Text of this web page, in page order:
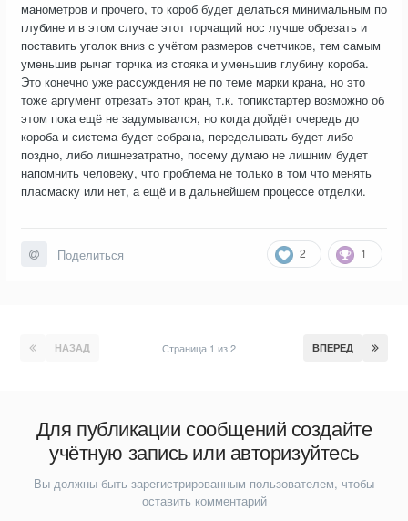
манометров и прочего, то короб будет делаться минимальным по
глубине и в этом случае этот торчащий нос лучше обрезать и
поставить уголок вниз с учётом размеров счетчиков, тем самым
уменьшив рычаг торчка из стояка и уменьшив глубину короба.
Это конечно уже рассуждения не по теме марки крана, но это
тоже аргумент отрезать этот кран, т.к. топикстартер возможно об
этом пока ещё не задумывался, но когда дойдёт очередь до
короба и система будет собрана, переделывать будет либо
поздно, либо лишнезатратно, посему думаю не лишним будет
напомнить человеку, что проблема не только в том что менять
пласмаску или нет, а ещё и в дальнейшем процессе отделки.
2 1
Поделиться
НАЗАД ВПЕРЕД
Страница 1 из 2
Для публикации сообщений создайте
учётную запись или авторизуйтесь
Вы должны быть зарегистрированным пользователем, чтобы
оставить комментарий